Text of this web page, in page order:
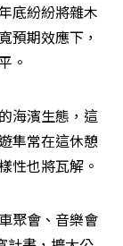
底紛紛將雜木
預期效應下，
。
海濱生態，這
隼常在這休憩
性也將瓦解。
聚會、音樂會